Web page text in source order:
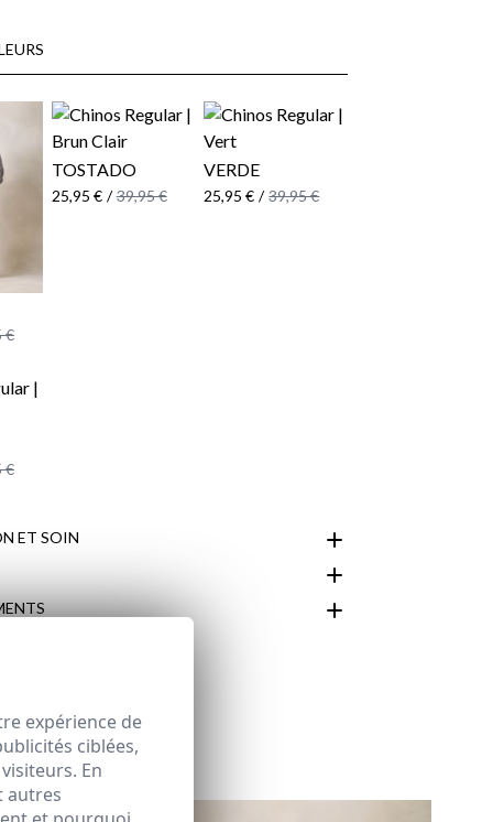
€
TOSTADO
25,95 € / 39,95 €
VERDE
25,95 € / 39,95 €
€
ET SOIN
expérience de
ciblées,
En
autres